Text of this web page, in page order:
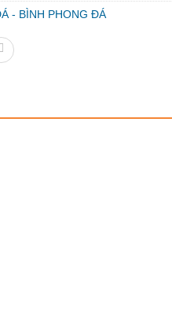
- BÌNH PHONG ĐÁ